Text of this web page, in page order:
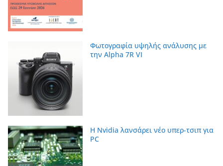
Φωτογραφία υψηλής ανάλυσης με
την Alpha 7R VI
Η Nvidia λανσάρει νέο υπερ-τσιπ για
PC